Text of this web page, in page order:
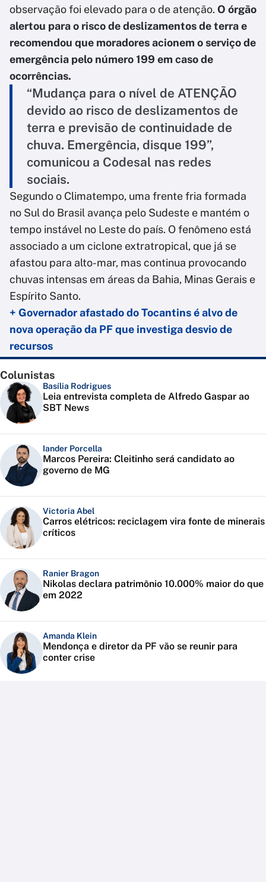
observação foi elevado para o de atenção. O órgão
alertou para o risco de deslizamentos de terra e
recomendou que moradores acionem o serviço de
emergência pelo número 199 em caso de
ocorrências.
“Mudança para o nível de ATENÇÃO
devido ao risco de deslizamentos de
terra e previsão de continuidade de
chuva. Emergência, disque 199”,
comunicou a Codesal nas redes
sociais.
Segundo o Climatempo, uma frente fria formada
no Sul do Brasil avança pelo Sudeste e mantém o
tempo instável no Leste do país. O fenômeno está
associado a um ciclone extratropical, que já se
afastou para alto-mar, mas continua provocando
chuvas intensas em áreas da Bahia, Minas Gerais e
Espírito Santo.
+ Governador afastado do Tocantins é alvo de
nova operação da PF que investiga desvio de
recursos
Colunistas
Basília Rodrigues
Leia entrevista completa de Alfredo Gaspar ao
SBT News
Iander Porcella
Marcos Pereira: Cleitinho será candidato ao
governo de MG
Victoria Abel
Carros elétricos: reciclagem vira fonte de minerais
críticos
Ranier Bragon
Nikolas declara patrimônio 10.000% maior do que
em 2022
Amanda Klein
Mendonça e diretor da PF vão se reunir para
conter crise